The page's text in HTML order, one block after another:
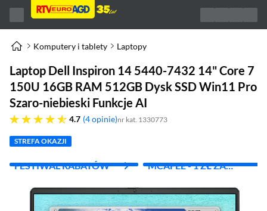
Komputery i tablety Laptopy
Laptop Dell Inspiron 14 5440-7432 14" Core 7
150U 16GB RAM 512GB Dysk SSD Win11 Pro
Szaro-niebieski Funkcje AI
4.7
4.7 gwiazdek 4 opinie nr kat. 1330773
STREFA OKAZJI
FESTIWAL RABATÓW
MCAFEE - 1 ZŁ ZA